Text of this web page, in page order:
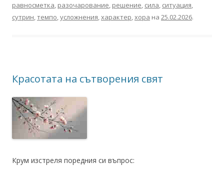
равносметка, разочарование, решение, сила, ситуация,
сутрин,темпо,усложнения,характер,хора на 25.02.2026.
Красотата на сътворения свят
Крум изстреля поредния си въпрос: